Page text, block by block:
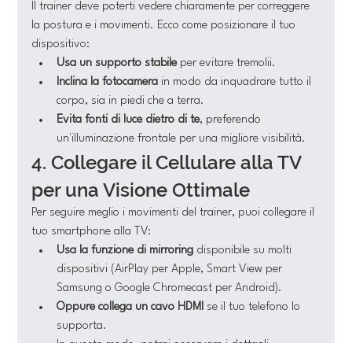
Il trainer deve poterti vedere chiaramente per correggere
la postura e i movimenti. Ecco come posizionare il tuo
dispositivo:
Usa un supporto stabile per evitare tremolii.
Inclina la fotocamera in modo da inquadrare tutto il
corpo, sia in piedi che a terra.
Evita fonti di luce dietro di te, preferendo
un'illuminazione frontale per una migliore visibilità.
4. Collegare il Cellulare alla TV
per una Visione Ottimale
Per seguire meglio i movimenti del trainer, puoi collegare il
tuo smartphone alla TV:
Usa la funzione di mirroring disponibile su molti
dispositivi (AirPlay per Apple, Smart View per
Samsung o Google Chromecast per Android).
Oppure collega un cavo HDMI se il tuo telefono lo
supporta.